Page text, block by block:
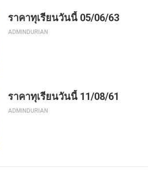
ราคาทุเรียนวันนี้ 05/06/63
ADMINDURIAN
ราคาทุเรียนวันนี้ 11/08/61
ADMINDURIAN